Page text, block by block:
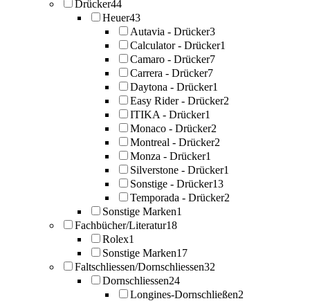
Drücker44
Heuer43
Autavia - Drücker3
Calculator - Drücker1
Camaro - Drücker7
Carrera - Drücker7
Daytona - Drücker1
Easy Rider - Drücker2
ITIKA - Drücker1
Monaco - Drücker2
Montreal - Drücker2
Monza - Drücker1
Silverstone - Drücker1
Sonstige - Drücker13
Temporada - Drücker2
Sonstige Marken1
Fachbücher/Literatur18
Rolex1
Sonstige Marken17
Faltschliessen/Dornschliessen32
Dornschliessen24
Longines-Dornschließen2